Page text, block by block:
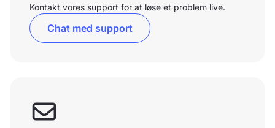
Kontakt vores support for at løse et problem live.
Chat med support